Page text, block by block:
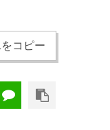
コピー